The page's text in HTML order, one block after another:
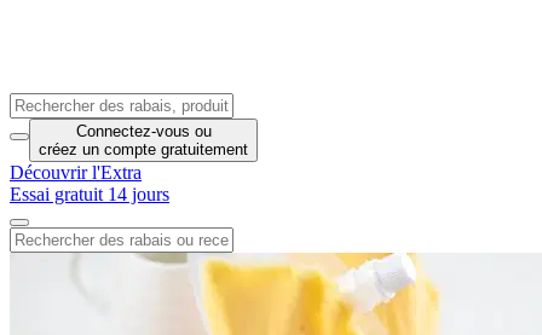
Connectez-vous ou
créez un compte gratuitement
Découvrir l'Extra
Essai gratuit 14 jours